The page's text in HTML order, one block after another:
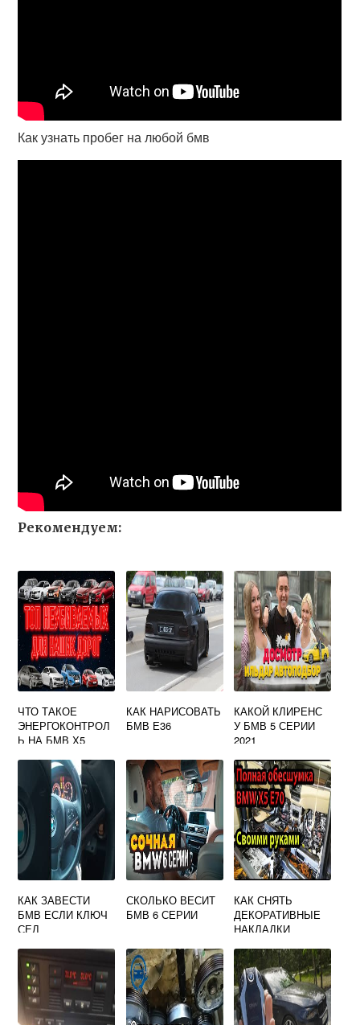
Как узнать пробег на любой бмв
Рекомендуем:
ЧТО ТАКОЕ
ЭНЕРГОКОНТРОЛ
Ь НА БМВ Х5
КАК НАРИСОВАТЬ
БМВ Е36
КАКОЙ КЛИРЕНС
У БМВ 5 СЕРИИ
2021
КАК ЗАВЕСТИ
БМВ ЕСЛИ КЛЮЧ
СЕЛ
СКОЛЬКО ВЕСИТ
БМВ 6 СЕРИИ
КАК СНЯТЬ
ДЕКОРАТИВНЫЕ
НАКЛАДКИ
Е70